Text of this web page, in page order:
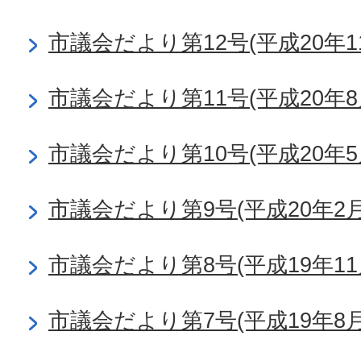
市議会だより第12号(平成20年
市議会だより第11号(平成20年
市議会だより第10号(平成20年
市議会だより第9号(平成20年2
市議会だより第8号(平成19年
市議会だより第7号(平成19年8